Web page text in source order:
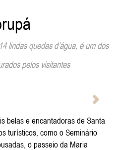
lindas quedas d’água, é um dos
pelos visitantes
belas e encantadoras de Santa
turísticos, como o Seminário
o passeio da Maria